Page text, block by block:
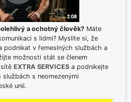
a ochotný člověk? Máte
s lidmi? Myslíte si, že
podnikat v řemeslných službách a
možnosti stát se členem
EXTRA SERVICES a podnikejte
s neomezenými
unii.